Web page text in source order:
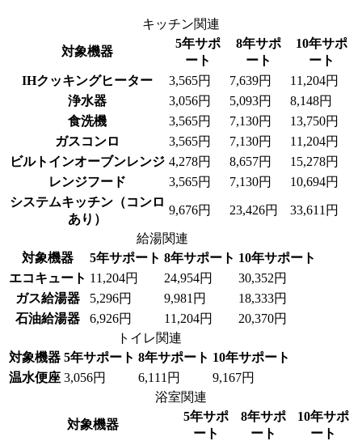
キッチン関連
対象機器
5年サポ
ート
8年サポ
ート
10年サポ
ート
IHクッキングヒーター
3,565円 7,639円
11,204円
浄水器
3,056円 5,093円
8,148円
食洗機
3,565円 7,130円
13,750円
ガスコンロ
3,565円 7,130円
11,204円
ビルトインオーブンレンジ 4,278円 8,657円
15,278円
レンジフード
3,565円 7,130円
10,694円
システムキッチン（コンロ
あり）
9,676円 23,426円 33,611円
給湯関連
対象機器
5年サポート 8年サポート 10年サポート
エコキュート 11,204円 24,954円
30,352円
ガス給湯器
5,296円 9,981円
18,333円
石油給湯器
6,926円 11,204円
20,370円
トイレ関連
対象機器 5年サポート 8年サポート 10年サポート
温水便座 3,056円 6,111円
9,167円
浴室関連
対象機器
5年サポ
ート
8年サポ
ート
10年サポ
ート